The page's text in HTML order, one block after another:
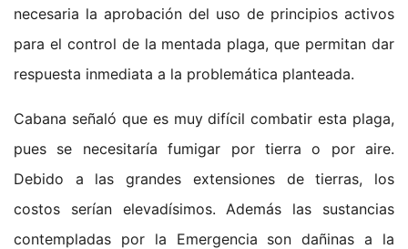
necesaria la aprobación del uso de principios activos
para el control de la mentada plaga, que permitan dar
respuesta inmediata a la problemática planteada.
Cabana señaló que es muy difícil combatir esta plaga,
pues se necesitaría fumigar por tierra o por aire.
Debido a las grandes extensiones de tierras, los
costos serían elevadísimos. Además las sustancias
contempladas por la Emergencia son dañinas a la